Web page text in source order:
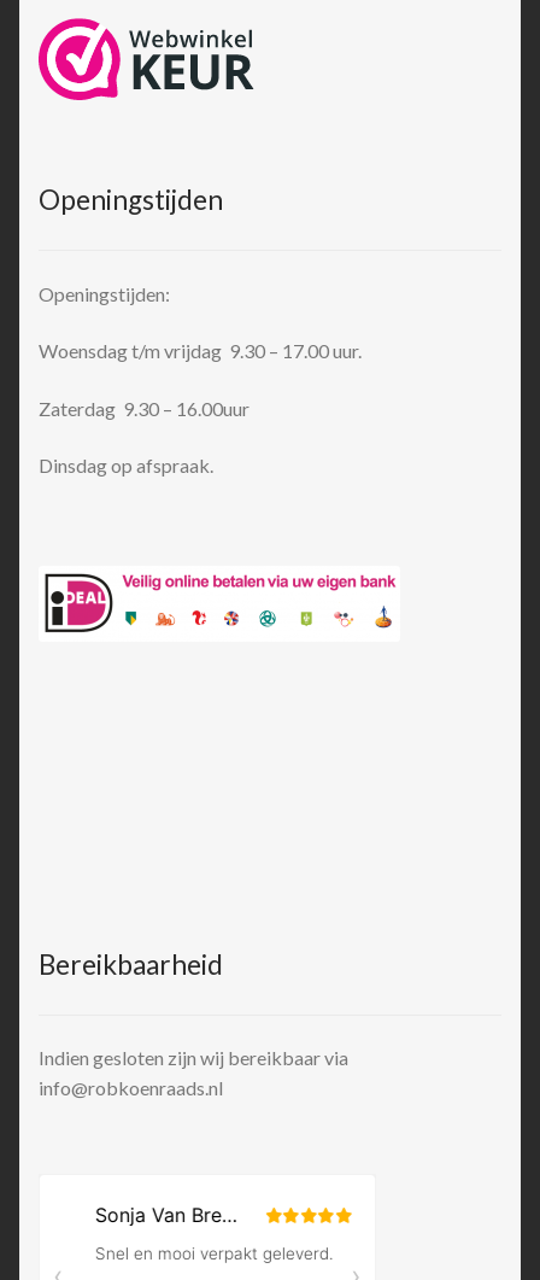
Openingstijden
Openingstijden:
Woensdag t/m vrijdag 9.30 – 17.00 uur.
Zaterdag 9.30 – 16.00uur
Dinsdag op afspraak.
Bereikbaarheid
Indien gesloten zijn wij bereikbaar via
info@robkoenraads.nl